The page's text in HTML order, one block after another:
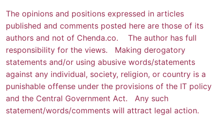
The opinions and positions expressed in articles
published and comments posted here are those of its
authors and not of Chenda.co. The author has full
responsibility for the views. Making derogatory
statements and/or using abusive words/statements
against any individual, society, religion, or country is a
punishable offense under the provisions of the IT policy
and the Central Government Act. Any such
statement/words/comments will attract legal action.